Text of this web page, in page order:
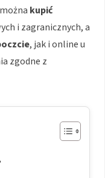
można kupić
i zagranicznych, a
, jak i online u
zgodne z